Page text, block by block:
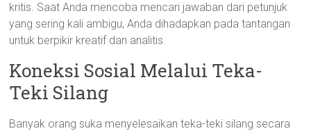
kritis. Saat Anda mencoba mencari jawaban dari petunjuk
yang sering kali ambigu, Anda dihadapkan pada tantangan
untuk berpikir kreatif dan analitis.
Koneksi Sosial Melalui Teka-
Teki Silang
Banyak orang suka menyelesaikan teka-teki silang secara